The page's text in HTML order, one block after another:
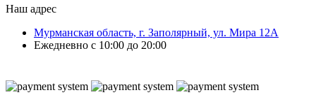
Наш адрес
Мурманская область, г. Заполярный, ул. Мира 12А
Ежедневно с 10:00 до 20:00